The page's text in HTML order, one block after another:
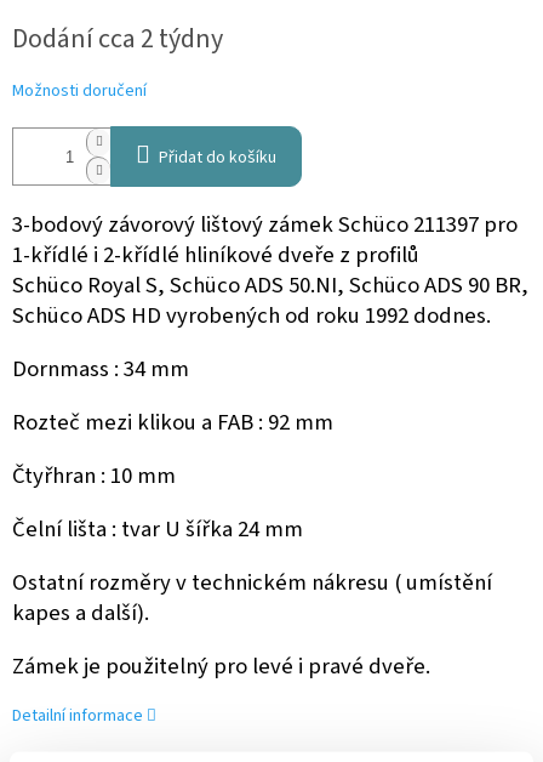
cena:
Dodání cca 2 týdny
Možnosti doručení
Přidat do košíku
3-bodový závorový lištový zámek Schüco 211397 pro
1-křídlé i 2-křídlé hliníkové dveře z profilů
Schüco Royal S, Schüco ADS 50.NI, Schüco ADS 90 BR,
Schüco ADS HD vyrobených od roku 1992 dodnes.
Dornmass : 34 mm
Rozteč mezi klikou a FAB : 92 mm
Čtyřhran : 10 mm
Čelní lišta : tvar U šířka 24 mm
Ostatní rozměry v technickém nákresu ( umístění
kapes a další).
Zámek je použitelný pro levé i pravé dveře.
Detailní informace